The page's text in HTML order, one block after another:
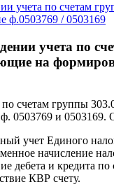
учета по счетам
ф.0503769 / 0503169
учета по
на
счетам группы
ф. 0503769 и
учет Единого
начисление
дебета и кредита по
КВР счету.